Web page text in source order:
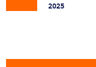
2025